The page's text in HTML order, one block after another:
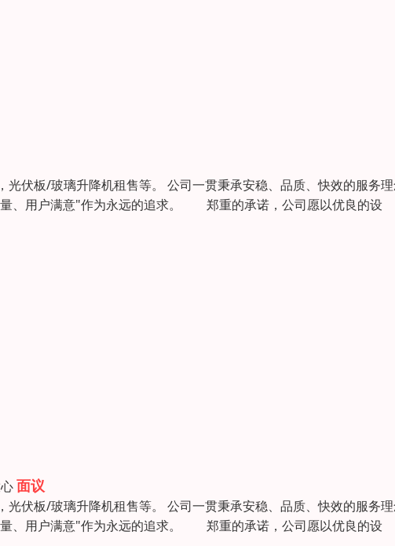
伏板/玻璃升降机租售等。 公司一贯秉承安稳、品质、快效的服务
、用户满意"作为永远的追求。 郑重的承诺，公司愿以优良的设
面议
伏板/玻璃升降机租售等。 公司一贯秉承安稳、品质、快效的服务
、用户满意"作为永远的追求。 郑重的承诺，公司愿以优良的设